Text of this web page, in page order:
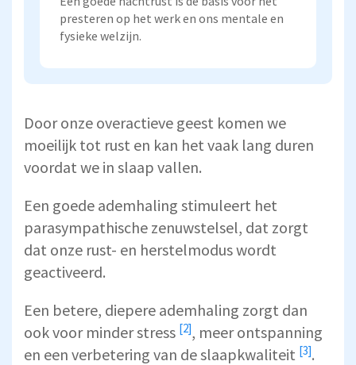
presteren op het werk en ons mentale en
fysieke welzijn.
Door onze overactieve geest komen we
moeilijk tot rust en kan het vaak lang duren
voordat we in slaap vallen.
Een goede ademhaling stimuleert het
parasympathische zenuwstelsel, dat zorgt
dat onze rust- en herstelmodus wordt
geactiveerd.
Een betere, diepere ademhaling zorgt dan
ook voor minder stress [2], meer ontspanning
en een verbetering van de slaapkwaliteit [3].